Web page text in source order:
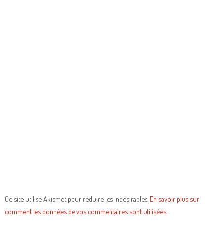
Ce site utilise Akismet pour réduire les indésirables. En savoir plus sur
comment les données de vos commentaires sont utilisées